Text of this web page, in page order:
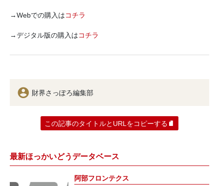
→Webでの購入はコチラ
→デジタル版の購入はコチラ
財界さっぽろ編集部
この記事のタイトルとURLをコピーする
最新ほっかいどうデータベース
阿部フロンテクス